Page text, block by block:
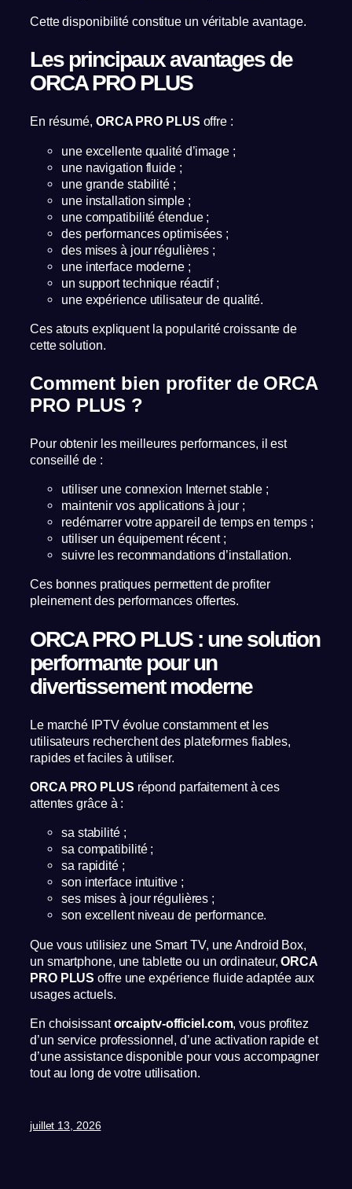
Cette disponibilité constitue un véritable avantage.
Les principaux avantages de
ORCA PRO PLUS
En résumé, ORCA PRO PLUS offre :
une excellente qualité d’image ;
une navigation fluide ;
une grande stabilité ;
une installation simple ;
une compatibilité étendue ;
des performances optimisées ;
des mises à jour régulières ;
une interface moderne ;
un support technique réactif ;
une expérience utilisateur de qualité.
Ces atouts expliquent la popularité croissante de
cette solution.
Comment bien profiter de ORCA
PRO PLUS ?
Pour obtenir les meilleures performances, il est
conseillé de :
utiliser une connexion Internet stable ;
maintenir vos applications à jour ;
redémarrer votre appareil de temps en temps ;
utiliser un équipement récent ;
suivre les recommandations d’installation.
Ces bonnes pratiques permettent de profiter
pleinement des performances offertes.
ORCA PRO PLUS : une solution
performante pour un
divertissement moderne
Le marché IPTV évolue constamment et les
utilisateurs recherchent des plateformes fiables,
rapides et faciles à utiliser.
ORCA PRO PLUS répond parfaitement à ces
attentes grâce à :
sa stabilité ;
sa compatibilité ;
sa rapidité ;
son interface intuitive ;
ses mises à jour régulières ;
son excellent niveau de performance.
Que vous utilisiez une Smart TV, une Android Box,
un smartphone, une tablette ou un ordinateur,ORCA
PRO PLUS offre une expérience fluide adaptée aux
usages actuels.
En choisissantorcaiptv-officiel.com, vous profitez
d’un service professionnel, d’une activation rapide et
d’une assistance disponible pour vous accompagner
tout au long de votre utilisation.
juillet 13, 2026